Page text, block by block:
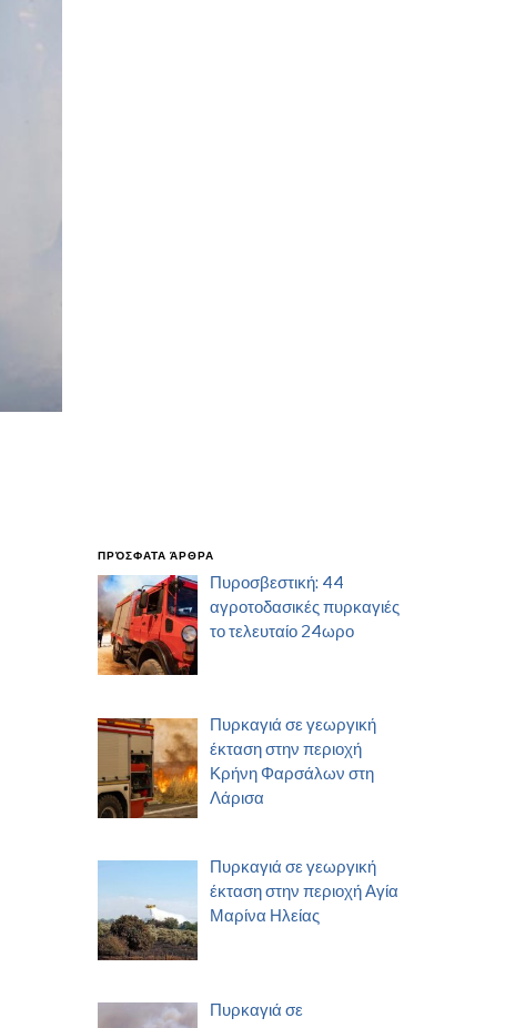
ΠΡΌΣΦΑΤΑ ΆΡΘΡΑ
Πυροσβεστική: 44
αγροτοδασικές πυρκαγιές
το τελευταίο 24ωρο
Πυρκαγιά σε γεωργική
έκταση στην περιοχή
Κρήνη Φαρσάλων στη
Λάρισα
Πυρκαγιά σε γεωργική
έκταση στην περιοχή Αγία
Μαρίνα Ηλείας
Πυρκαγιά σε